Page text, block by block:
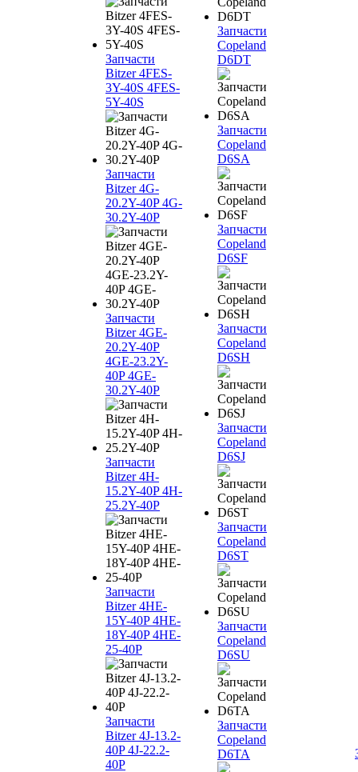
Запчасти
Bitzer 4FES-
3Y-40S 4FES-
5Y-40S
Запчасти
Bitzer 4G-
20.2Y-40P 4G-
30.2Y-40P
Запчасти
Bitzer 4GE-
20.2Y-40P
4GE-23.2Y-
40P 4GE-
30.2Y-40P
Запчасти
Bitzer 4H-
15.2Y-40P 4H-
25.2Y-40P
Запчасти
Bitzer 4HE-
15Y-40P 4HE-
18Y-40P 4HE-
25-40P
Запчасти
Bitzer 4J‐13.2-
40P 4J‐22.2-
40P
Запчасти
Copeland
D6DT
Запчасти
Copeland
D6SA
Запчасти
Copeland
D6SF
Запчасти
Copeland
D6SH
Запчасти
Copeland
D6SJ
Запчасти
Copeland
D6ST
Запчасти
Copeland
D6SU
Запчасти
Copeland
D6TA